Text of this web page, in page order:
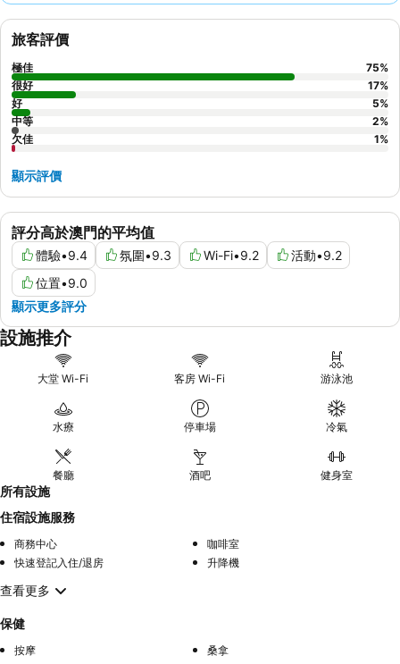
評分高於澳門的平均值
體驗•9.4 氛圍•9.3 Wi-Fi•9.2 活動•9.2
位置•9.0
顯示更多評分
旅客評價
極佳 75%
很好
17%
好
5%
中等
2%
欠佳
1%
顯示評價
設施推介
大堂 Wi-Fi 客房 Wi-Fi 游泳池
水療 停車場 冷氣
餐廳 酒吧 健身室
所有設施
住宿設施服務
商務中心
咖啡室
快速登記入住/退房
升降機
查看更多
保健
按摩
桑拿